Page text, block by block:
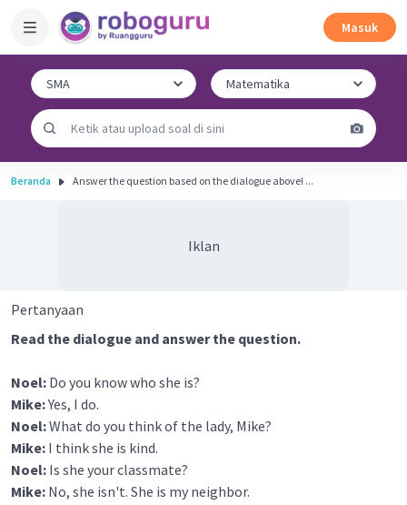
Masuk
Beranda Answer the question based on the dialogue above! ...
Iklan
Pertanyaan
Read the dialogue and answer the question.
Noel: Do you know who she is?
Mike:Yes, I do.
Noel:What do you think of the lady, Mike?
Mike: I think she is kind.
Noel: Is she your classmate?
Mike: No, she isn't. She is my neighbor.